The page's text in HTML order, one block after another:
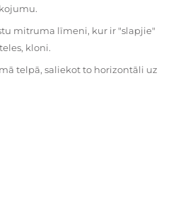
mitruma līmeni, kur ir "slapjie"
kloni.
telpā, saliekot to horizontāli uz